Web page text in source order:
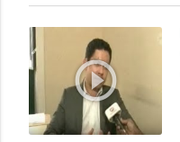
play_circle_outline